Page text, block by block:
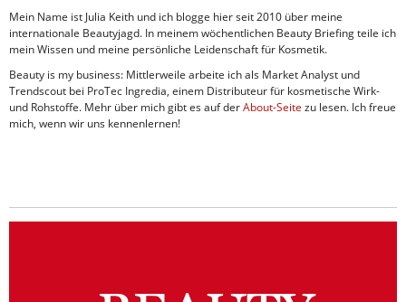
Mein Name ist Julia Keith und ich blogge hier seit 2010 über meine
internationale Beautyjagd. In meinem wöchentlichen Beauty Briefing teile ich
mein Wissen und meine persönliche Leidenschaft für Kosmetik.
Beauty is my business: Mittlerweile arbeite ich als Market Analyst und
Trendscout bei ProTec Ingredia, einem Distributeur für kosmetische Wirk-
und Rohstoffe. Mehr über mich gibt es auf derAbout-Seite zu lesen. Ich freue
mich, wenn wir uns kennenlernen!